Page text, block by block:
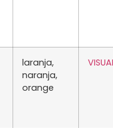
laranja,
naranja,
orange